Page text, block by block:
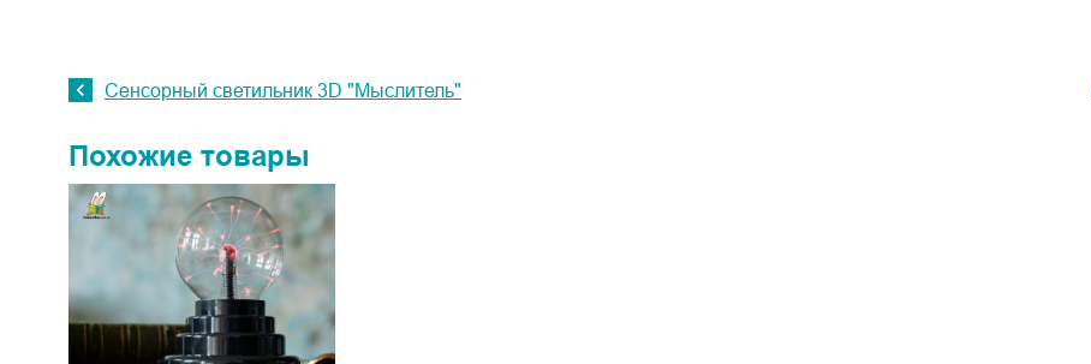
Сенсорный светильник 3D "Мыслитель"
Похожие товары